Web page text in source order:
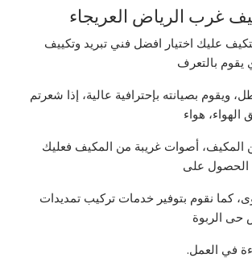
غرب الرياض العريجاء
عليك اختيار افضل فني تبريد وتكييف
يقوم بالتعرف
ويقوم بصيانته بإحترافية عالية، إذا شعرتم
هواء
المكيف، أصوات غريبة من المكيف فعليك
الحصول على
كما نقوم بتوفير خدمات تركيب تمديدات
حى الربوة
في العمل.